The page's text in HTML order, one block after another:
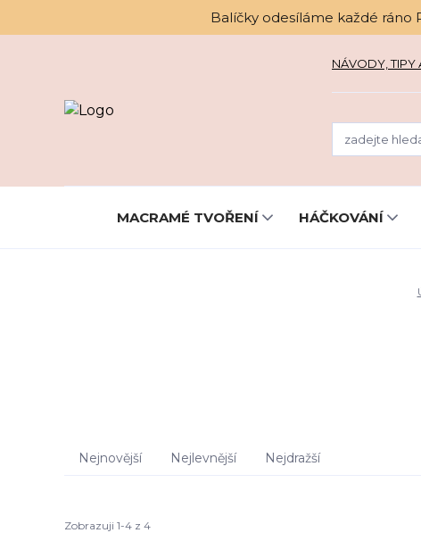
Balíčky odesíláme každé ráno
NÁVODY, TIPY
MACRAMÉ TVOŘENÍ HÁČKOVÁNÍ
Nejnovější Nejlevnější Nejdražší
Zobrazuji 1-4 z 4